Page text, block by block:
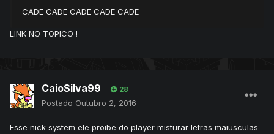
• Edições / Ajustes •
(+)Retirados alguns Bugs do server
(+)Adicionado Level System com balanceamento
(+)Foi balanceado mais de 123 pokémons
(+)Megas Pokémon no client,não deu tempo de serem add
CADE CADE CADE CADE CADE
LINK NO TOPICO !
CaioSilva99 28
Postado Outubro 2, 2016
Esse nick system ele proibe do player misturar letras maiusculas